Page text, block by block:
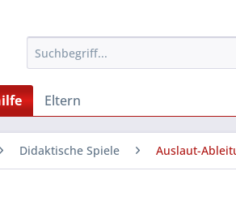
Eltern
Didaktische Spiele Auslaut-